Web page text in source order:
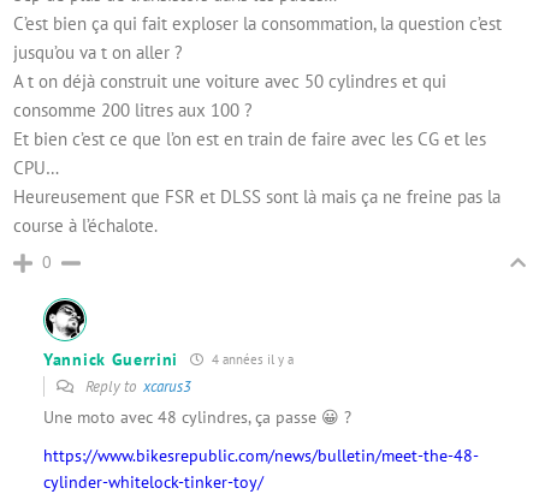
C’est bien ça qui fait exploser la consommation, la question c’est
jusqu’ou va t on aller ?
A t on déjà construit une voiture avec 50 cylindres et qui
consomme 200 litres aux 100 ?
Et bien c’est ce que l’on est en train de faire avec les CG et les
CPU…
Heureusement que FSR et DLSS sont là mais ça ne freine pas la
course à l’échalote.
0
Yannick Guerrini 4 années il y a
Reply to xcarus3
Une moto avec 48 cylindres, ça passe 😀 ?
https://www.bikesrepublic.com/news/bulletin/meet-the-48-
cylinder-whitelock-tinker-toy/